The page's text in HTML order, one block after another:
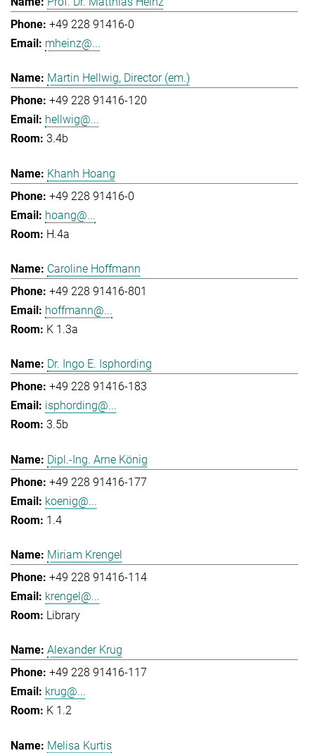
+49 228 91416-0
mheinz@...
Martin Hellwig, Director (em.)
+49 228 91416-120
hellwig@...
3.4b
Khanh Hoang
+49 228 91416-0
hoang@...
H.4a
Caroline Hoffmann
+49 228 91416-801
hoffmann@...
K 1.3a
Dr. Ingo E. Isphording
+49 228 91416-183
isphording@...
3.5b
Dipl.-Ing. Arne König
+49 228 91416-177
koenig@...
1.4
Miriam Krengel
+49 228 91416-114
krengel@...
Library
Alexander Krug
+49 228 91416-117
krug@...
K 1.2
Melisa Kurtis